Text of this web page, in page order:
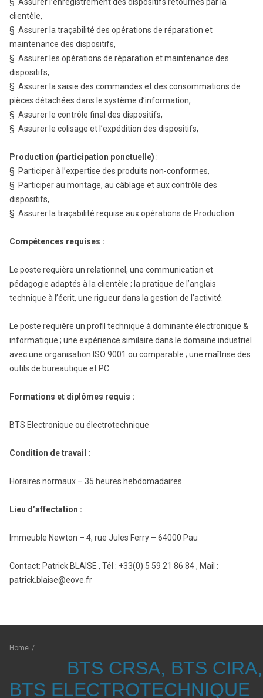
clientèle,
§ Assurer la traçabilité des opérations de réparation et
maintenance des dispositifs,
§ Assurer les opérations de réparation et maintenance des
dispositifs,
§ Assurer la saisie des commandes et des consommations de
pièces détachées dans le système d’information,
§ Assurer le contrôle final des dispositifs,
§ Assurer le colisage et l’expédition des dispositifs,
Production (participation ponctuelle) :
§ Participer à l’expertise des produits non-conformes,
§ Participer au montage, au câblage et aux contrôle des
dispositifs,
§ Assurer la traçabilité requise aux opérations de Production.
Compétences requises :
Le poste requière un relationnel, une communication et
pédagogie adaptés à la clientèle ; la pratique de l’anglais
technique à l’écrit, une rigueur dans la gestion de l’activité.
Le poste requière un profil technique à dominante électronique &
informatique ; une expérience similaire dans le domaine industriel
avec une organisation ISO 9001 ou comparable ; une maîtrise des
outils de bureautique et PC.
Formations et diplômes requis :
BTS Electronique ou électrotechnique
Condition de travail :
Horaires normaux – 35 heures hebdomadaires
Lieu d’affectation :
Immeuble Newton – 4, rue Jules Ferry – 64000 Pau
Contact: Patrick BLAISE , Tél : +33(0) 5 59 21 86 84 , Mail :
patrick.blaise@eove.fr
Home /
BTS CRSA, BTS CIRA,
BTS ELECTROTECHNIQUE